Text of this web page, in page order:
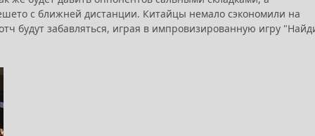
с ближней дистанции. Китайцы немало сэкономили на
будут забавляться, играя в импровизированную игру